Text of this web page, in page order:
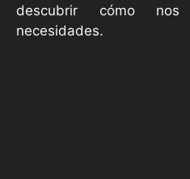
descubrir cómo
necesidades.